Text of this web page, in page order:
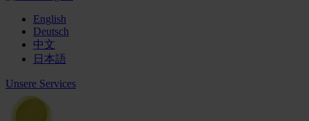
English
Deutsch
中文
日本語
Unsere Services